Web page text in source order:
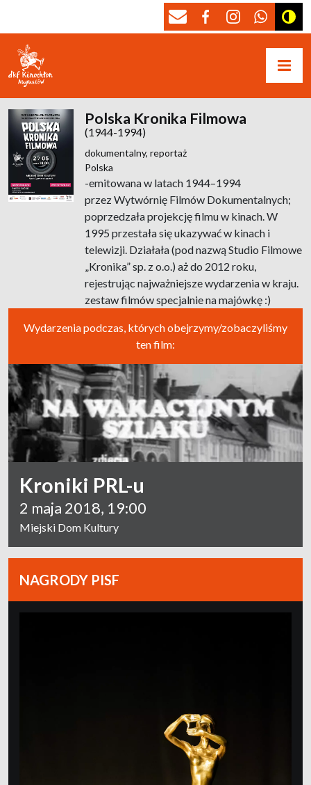
Polska Kronika Filmowa
(1944-1994)
dokumentalny, reportaż
Polska
-emitowana w latach 1944–1994
przez Wytwórnię Filmów Dokumentalnych;
poprzedzała projekcję filmu w kinach. W
1995 przestała się ukazywać w kinach i
telewizji. Działała (pod nazwą Studio Filmowe
„Kronika” sp. z o.o.) aż do 2012 roku,
rejestrując najważniejsze wydarzenia w kraju.
zestaw filmów specjalnie na majówkę :)
Wydarzenia podczas, których obejrzymy/zobaczyliśmy
ten film:
Kroniki PRL-u
2 maja 2018, 19:00
Miejski Dom Kultury
NAGRODY PISF